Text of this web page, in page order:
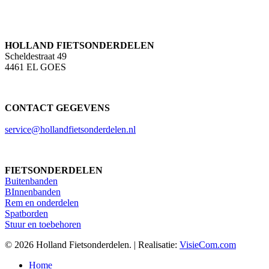
HOLLAND FIETSONDERDELEN
Scheldestraat 49
4461 EL GOES
CONTACT GEGEVENS
service@hollandfietsonderdelen.nl
FIETSONDERDELEN
Buitenbanden
BInnenbanden
Rem en onderdelen
Spatborden
Stuur en toebehoren
© 2026 Holland Fietsonderdelen. | Realisatie: VisieCom.com
Close
Home